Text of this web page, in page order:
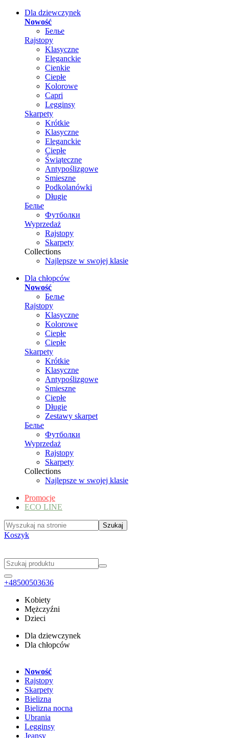
Dla dziewczynek
Nowość
Белье
Rajstopy
Klasyczne
Eleganckie
Cienkie
Ciepłe
Kolorowe
Capri
Legginsy
Skarpety
Krótkie
Klasyczne
Eleganckie
Ciepłe
Świąteczne
Antypoślizgowe
Smieszne
Podkolanówki
Długie
Белье
Футболки
Wyprzedaż
Rajstopy
Skarpety
Collections
Najlepsze w swojej klasie
Dla chłopców
Nowość
Белье
Rajstopy
Klasyczne
Kolorowe
Ciepłe
Ciepłe
Skarpety
Krótkie
Klasyczne
Antypoślizgowe
Smieszne
Ciepłe
Długie
Zestawy skarpet
Белье
Футболки
Wyprzedaż
Rajstopy
Skarpety
Collections
Najlepsze w swojej klasie
Promocje
ECO LINE
Koszyk
+48500503636
Kobiety
Mężczyźni
Dzieci
Dla dziewczynek
Dla chłopców
Nowość
Rajstopy
Skarpety
Bielizna
Bielizna nocna
Ubrania
Legginsy
Jeansy